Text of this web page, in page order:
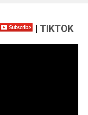
| TIKTOK